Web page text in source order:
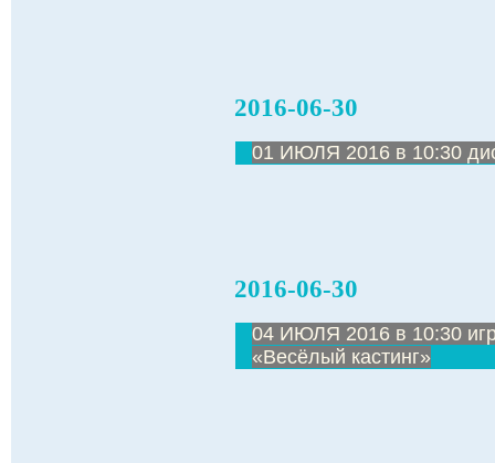
2016-06-30
01 ИЮЛЯ 2016 в 10:30
2016-06-30
04 ИЮЛЯ 2016 в 10:30
«Весёлый кастинг»